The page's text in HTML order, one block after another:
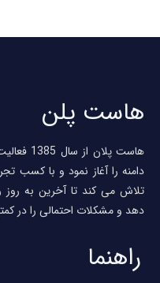
پلن
هاست پلان از
را آغاز نمود و با کسب
می کند تا آخرین به روز
و مشکلات احتمالی را در
راهنما